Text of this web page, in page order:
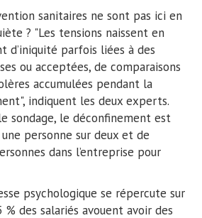
sanitaires ne sont pas ici en
? "Les tensions naissent en
d’iniquité parfois liées à des
ou acceptées, de comparaisons
accumulées pendant la
indiquent les deux experts.
sondage, le déconfinement est
personne sur deux et de
dans l’entreprise pour
psychologique se répercute sur
% des salariés avouent avoir des